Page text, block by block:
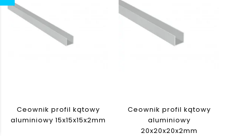
Ceownik profil kątowy
aluminiowy 15x15x15x2mm
Ceownik profil kątowy
aluminiowy
20x20x20x2mm